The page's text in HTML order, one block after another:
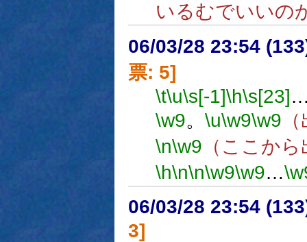
いるむでいいの
06/03/28 23:54
票: 5]
\t\u\s[-1]\h\s[23]
\w9。 \u\w9\w9
\n\w9 （ここ
\h\n\n\w9\w9…
06/03/28 23:54
3]